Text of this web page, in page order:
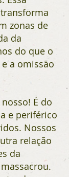
zonas de
da
do que o
a omissão
É do
e periférico
Nossos
relação
da